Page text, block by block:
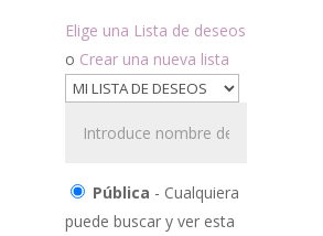
Elige una Lista de deseos
o Crear una nueva lista
Pública - Cualquiera
puede buscar y ver esta